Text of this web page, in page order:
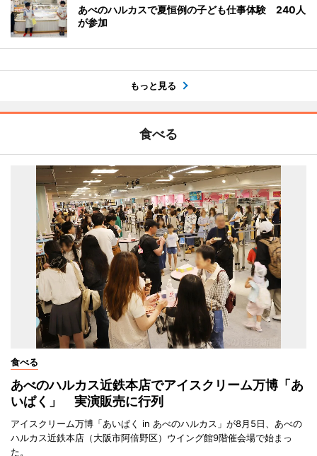
あべのハルカスで夏恒例の子ども仕事体験 240人
が参加
もっと見る
食べる
食べる
あべのハルカス近鉄本店でアイスクリーム万博「あ
いぱく」 実演販売に行列
アイスクリーム万博「あいぱく in あべのハルカス」が8月5日、あべの
ハルカス近鉄本店（大阪市阿倍野区）ウイング館9階催会場で始まっ
た。